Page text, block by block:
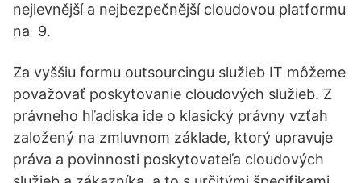
nejlevnější a nejbezpečnější cloudovou platformu
na 9.
Za vyššiu formu outsourcingu služieb IT môžeme
považovať poskytovanie cloudových služieb. Z
právneho hľadiska ide o klasický právny vzťah
založený na zmluvnom základe, ktorý upravuje
práva a povinnosti poskytovateľa cloudových